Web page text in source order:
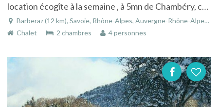
location écogîte à la semaine , à 5mn de Chambéry, calme et très belle vue sur la cluse chambérienne
Barberaz (12 km), Savoie, Rhône-Alpes, Auvergne-Rhône-Alpes, France
Chalet
2 chambres 4 personnes